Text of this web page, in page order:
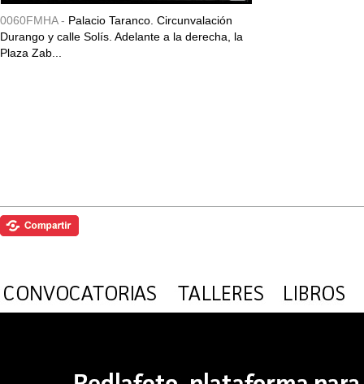
0060FMHA - Palacio Taranco. Circunvalación
Durango y calle Solís. Adelante a la derecha, la
Plaza Zab...